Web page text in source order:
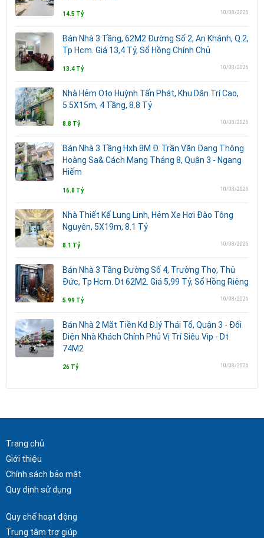
14.5 Tỷ 10/08/2026
Bán Nhà 3 Tầng, 62M2 Đường Số 2, An Khánh, Q.2,
Tp Hcm. Giá 13,4 Tỷ, Sổ Hồng Chính Chủ
13.4 Tỷ 10/08/2026
Nhà Hẻm Oto Huỳnh Tấn Phát, Khu Dân Trí Cao,
5.5X15m, 4 Tầng, 8.8 Tỷ
8.8 Tỷ 10/08/2026
Bán Nhà 3 Tầng Hxh 8M Đ. Trần Văn Đang Thông
Hoàng Sa& Cách Mạng Tháng 8, Quận 3 - Ngang
Hiếm
16.8 Tỷ 10/08/2026
Nhà Thiết Kế Lung Linh, Hẻm Xe Hơi Đào Tông
Nguyên, 5X19m, 8.1 Tỷ
8.1 Tỷ 10/08/2026
Bán Nhà 3 Tầng Đường Số 4, Trường Thọ, Thủ
Đức, Tp Hcm. Dt 62M2. Giá 5,99 Tỷ, Sổ Hồng Riêng
5.99 Tỷ 10/08/2026
Bán Nhà 2 Măt Tiền Kd Đ.lý Thái Tổ, Quận 3 - Đối
Diện Nhà Khách Chính Phủ Vị Trí Siêu Vip - Dt
74M2
26 Tỷ 10/08/2026
Trang chủ
Giới thiệu
Chính sách bảo mật
Quy định sử dụng
Quy chế hoạt động
Trung tâm trợ giúp